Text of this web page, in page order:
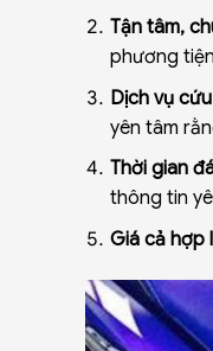
Tận tâm,
phương
Dịch vụ
yên tâm
Thời gian
thông tin
Giá cả hợp